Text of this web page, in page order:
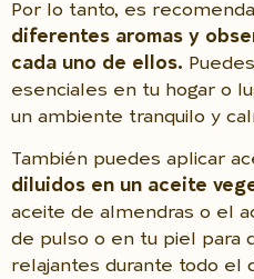
Por lo tanto, es
diferentes aromas y
cada uno de ellos. Puedes
esenciales en tu hogar o
un ambiente tranquilo y
También puedes aplicar
diluidos en un aceite
aceite de almendras o el
de pulso o en tu piel para
relajantes durante todo el